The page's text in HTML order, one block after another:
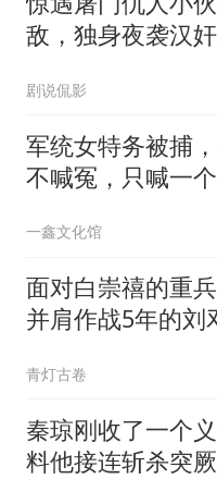
敌，独身夜袭汉
剧说侃影
军统女特务被捕
不喊冤，只喊一
一鑫文化馆
面对白崇禧的重兵
并肩作战5年的刘
青灯古卷
秦琼刚收了一个
料他接连斩杀突